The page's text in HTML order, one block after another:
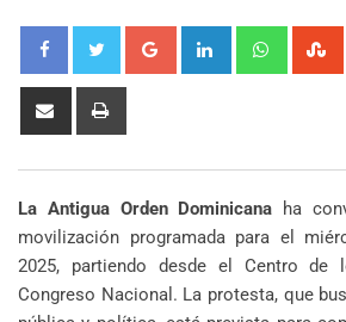
Google+ LinkedIn
Share
La Antigua Orden Dominicana ha
movilización programada para el
2025, partiendo desde el Centro de
Congreso Nacional. La protesta, que